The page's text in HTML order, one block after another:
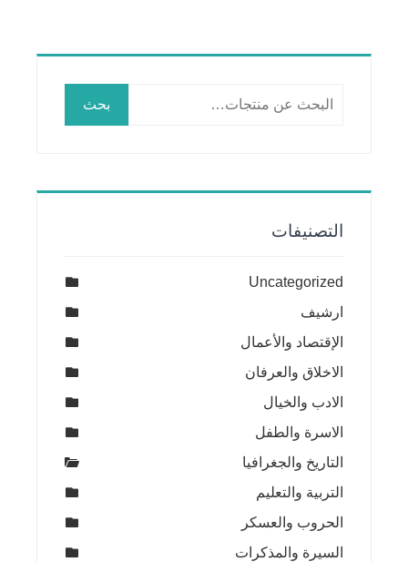
بحث
التصنيفات
Uncategorized
ارشيف
الإقتصاد والأعمال
الاخلاق والعرفان
الادب والخيال
الاسرة والطفل
التاريخ والجغرافيا
التربية والتعليم
الحروب والعسكر
السيرة والمذكرات